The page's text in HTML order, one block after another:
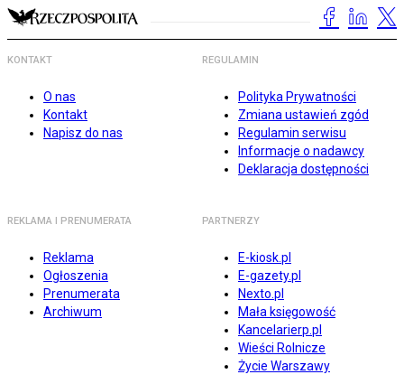
KONTAKT
O nas
Kontakt
Napisz do nas
REGULAMIN
Polityka Prywatności
Zmiana ustawień zgód
Regulamin serwisu
Informacje o nadawcy
Deklaracja dostępności
REKLAMA I PRENUMERATA
Reklama
Ogłoszenia
Prenumerata
Archiwum
PARTNERZY
E-kiosk.pl
E-gazety.pl
Nexto.pl
Mała księgowość
Kancelarierp.pl
Wieści Rolnicze
Życie Warszawy